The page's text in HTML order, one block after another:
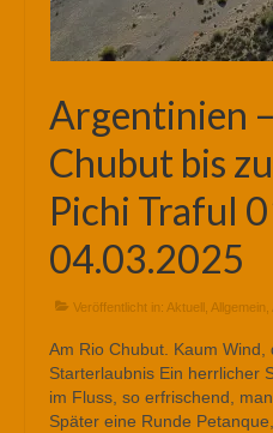
Argentinien
Chubut bis
Pichi Traful
04.03.2025
Veröffentlicht in: Aktuell Allgemein
Am Rio Chubut. Kaum
Starterlaubnis Ein herrlicher
im Fluss, so erfrischend,
Später eine Runde